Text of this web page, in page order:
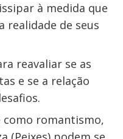
à medida que
realidade de seus
reavaliar se as
e se a relação
como romantismo,